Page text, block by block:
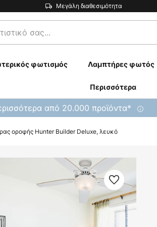
Μεγάλη διαθεσιμότητα
φωτισμός Λαμπτήρες φωτός
Περισσότερα
από 20.000 προϊόντα*
οροφής Hunter Builder Deluxe, λευκό